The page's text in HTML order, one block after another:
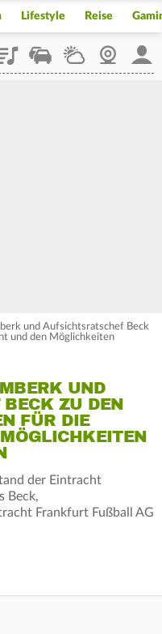
Lifestyle Reise
StaupilotWetterWebcam
und Aufsichtsratschef Beck
und den Möglichkeiten
UND
BECK ZU DEN
FÜR DIE
der Eintracht
Beck,
Frankfurt Fußball AG